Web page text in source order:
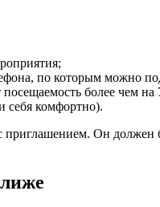
по которым можно
более чем на
себя комфортно).
приглашением. Он